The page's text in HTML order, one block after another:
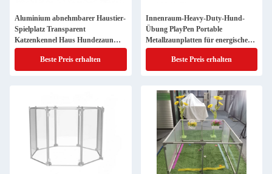
Aluminium abnehmbarer Haustier-
Spielplatz Transparent
Katzenkennel Haus Hundezaun
Stift abnehmbar
Beste Preis erhalten
Innenraum-Heavy-Duty-Hund-
Übung PlayPen Portable
Metallzaunplatten für energische
Hunde
Beste Preis erhalten